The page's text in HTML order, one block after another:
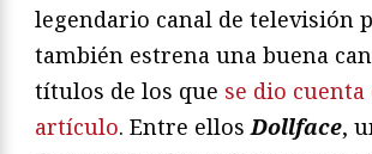
legendario canal de televisión
también estrena una buena
títulos de los que se dio cuenta
artículo. Entre ellosDollface,